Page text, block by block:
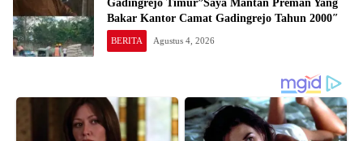
Gadingrejo Timur”Saya Mantan Preman Yang
Bakar Kantor Camat Gadingrejo Tahun 2000″
BERITA Agustus 4, 2026